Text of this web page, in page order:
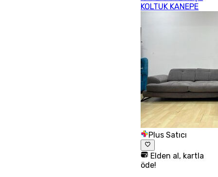
KOLTUK KANEPE
Plus Satıcı
Elden al, kartla
öde!